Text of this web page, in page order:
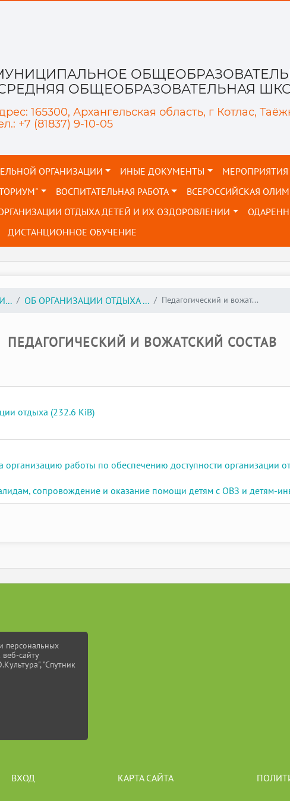
ОБЩЕОБРАЗОВАТЕЛЬНАЯ
165300, Архангельская область, г Котлас,
+7 (81837) 9-10-05
ОРГАНИЗАЦИИ ИНЫЕ ДОКУМЕНТЫ МЕРОПРИЯТИЯ
ВОСПИТАТЕЛЬНАЯ РАБОТА
ВСЕРОССИЙСКАЯ
ОТДЫХА ДЕТЕЙ И ИХ ОЗДОРОВЛЕНИИ
ДИСТАНЦИОННОЕ ОБУЧЕНИЕ
ОБ ОРГАНИЗАЦИИ ОТДЫХА ... Педагогический и вожат...
ПЕДАГОГИЧЕСКИЙ И ВОЖАТСКИЙ СОСТАВ
отдыха (232.6 KiB)
организацию работы по обеспечению доступности организации
сопровождение и оказание помощи детям с ОВЗ и детям-
ВХОД КАРТА САЙТА
персональных
сайту
"Спутник